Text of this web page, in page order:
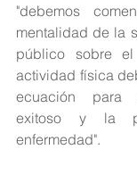
"debemos
mentalidad de la
público sobre
actividad física
ecuación para
exitoso y la
enfermedad".